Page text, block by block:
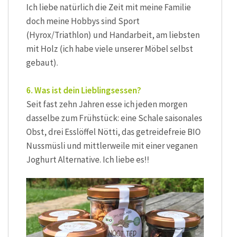
Ich liebe natürlich die Zeit mit meine Familie
doch meine Hobbys sind Sport
(Hyrox/Triathlon) und Handarbeit, am liebsten
mit Holz (ich habe viele unserer Möbel selbst
gebaut).
6. Was ist dein Lieblingsessen?
Seit fast zehn Jahren esse ich jeden morgen
dasselbe zum Frühstück: eine Schale saisonales
Obst, drei Esslöffel Nötti, das getreidefreie BIO
Nussmüsli und mittlerweile mit einer veganen
Joghurt Alternative. Ich liebe es!!